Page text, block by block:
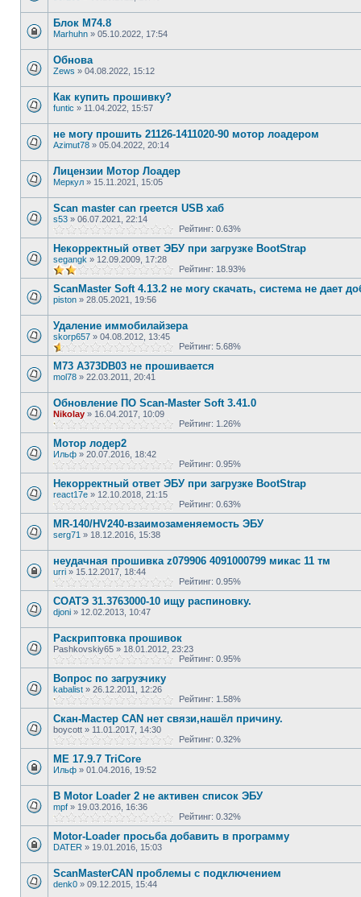
Блок M74.8
Marhuhn » 05.10.2022, 17:54
Обнова
Zews » 04.08.2022, 15:12
Как купить прошивку?
funtic » 11.04.2022, 15:57
не могу прошить 21126-1411020-90 мотор лоадером
Azimut78 » 05.04.2022, 20:14
Лицензии Мотор Лоадер
Меркул » 15.11.2021, 15:05
Scan master can греется USB хаб
s53 » 06.07.2021, 22:14
Рейтинг: 0.63%
Некорректный ответ ЭБУ при загрузке BootStrap
segangk » 12.09.2009, 17:28
Рейтинг: 18.93%
ScanMaster Soft 4.13.2 не могу скачать, система не дает
piston » 28.05.2021, 19:56
Удаление иммобилайзера
skorp657 » 04.08.2012, 13:45
Рейтинг: 5.68%
М73 A373DB03 не прошивается
mol78 » 22.03.2011, 20:41
Обновление ПО Scan-Master Soft 3.41.0
Nikolay » 16.04.2017, 10:09
Рейтинг: 1.26%
Мотор лодер2
Ильф » 20.07.2016, 18:42
Рейтинг: 0.95%
Некорректный ответ ЭБУ при загрузке BootStrap
react17e » 12.10.2018, 21:15
Рейтинг: 0.63%
MR-140/HV240-взаимозаменяемость ЭБУ
serg71 » 18.12.2016, 15:38
неудачная прошивка z079906 4091000799 микас 11 тм
urri » 15.12.2017, 18:44
Рейтинг: 0.95%
СОАТЭ 31.3763000-10 ищу распиновку.
djoni » 12.02.2013, 10:47
Раскриптовка прошивок
Pashkovskiy65 » 18.01.2012, 23:23
Рейтинг: 0.95%
Вопрос по загрузчику
kabalist » 26.12.2011, 12:26
Рейтинг: 1.58%
Скан-Мастер CAN нет связи,нашёл причину.
boycott » 11.01.2017, 14:30
Рейтинг: 0.32%
МЕ 17.9.7 TriCore
Ильф » 01.04.2016, 19:52
В Motor Loader 2 не активен список ЭБУ
mpf » 19.03.2016, 16:36
Рейтинг: 0.32%
Motor-Loader просьба добавить в программу
DATER » 19.01.2016, 15:03
ScanMasterCAN проблемы с подключением
denk0 » 09.12.2015, 15:44